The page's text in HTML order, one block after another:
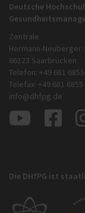
Deutsche
Zentrale
Hermann-
66123 Saarbrücken
Telefon: +49 681
Telefax: +49 681
info@dhfpg.de
Die DHfPG ist